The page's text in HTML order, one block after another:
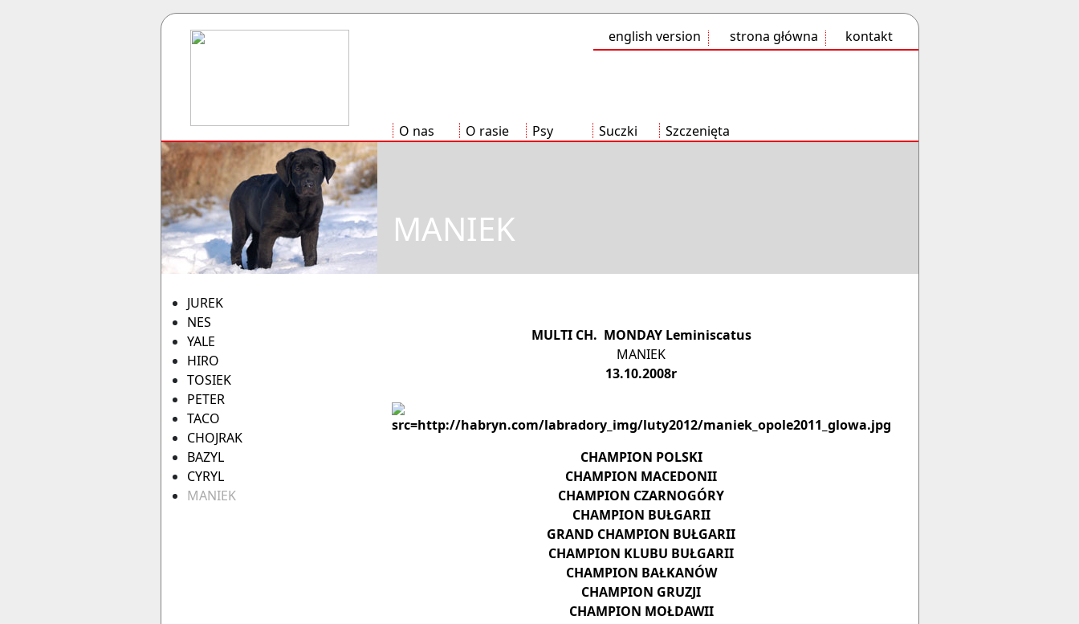
english version strona główna kontakt
O nas O rasie Psy Suczki Szczenięta
MANIEK
JUREK
NES
YALE
HIRO
TOSIEK
PETER
TACO
CHOJRAK
BAZYL
CYRYL
MANIEK
MULTI CH. MONDAY Leminiscatus
MANIEK
13.10.2008r
CHAMPION POLSKI
CHAMPION MACEDONII
CHAMPION CZARNOGÓRY
CHAMPION BUŁGARII
GRAND CHAMPION BUŁGARII
CHAMPION KLUBU BUŁGARII
CHAMPION BAŁKANÓW
CHAMPION GRUZJI
CHAMPION MOŁDAWII